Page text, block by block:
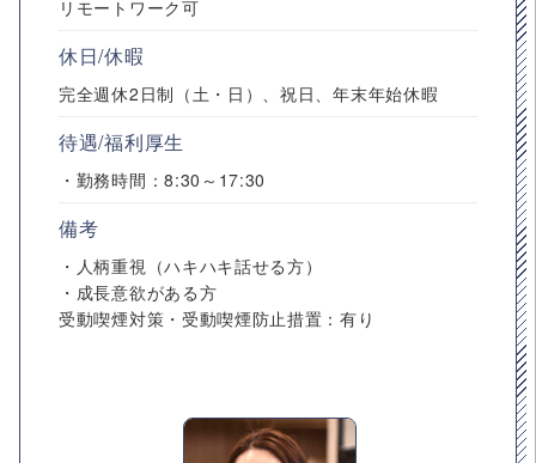
リモートワーク可
休日/休暇
完全週休2日制（土・日）、祝日、年末年始休暇
待遇/福利厚生
・勤務時間：8:30～17:30
備考
・人柄重視（ハキハキ話せる方）
・成長意欲がある方
受動喫煙対策・受動喫煙防止措置：有り